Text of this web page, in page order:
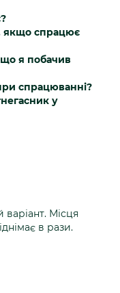
якщо спрацює
я побачив
спрацюванні?
у
Місця
в рази.